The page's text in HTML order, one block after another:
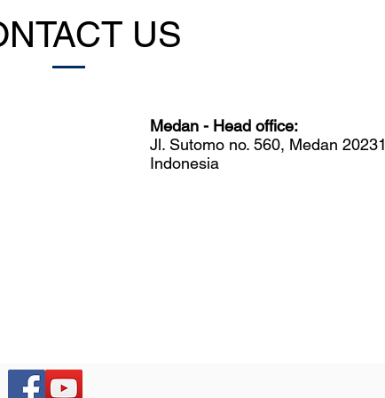
US
Medan - Head office:
Jl. Sutomo no. 560, Medan 20231
Indonesia